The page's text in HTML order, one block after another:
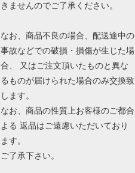
きませんのでご了承ください。
なお、商品不良の場合、配送途中の
事故などでの破損・損傷が生じた場
合、 又はご注文頂いたものと異な
るものが届けられた場合のみ交換致
します。
なお、商品の性質上お客様のご都合
よる 返品はご遠慮いただいており
ます。
ご了承下さい。